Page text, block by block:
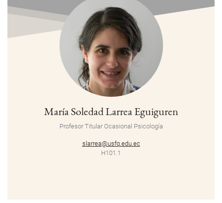
María Soledad Larrea Eguiguren
Profesor Titular Ocasional Psicología
slarrea@usfq.edu.ec
H101.1